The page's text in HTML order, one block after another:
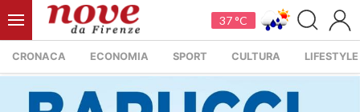
37 °C
CRONACA ECONOMIA SPORT CULTURA LIFESTYLE